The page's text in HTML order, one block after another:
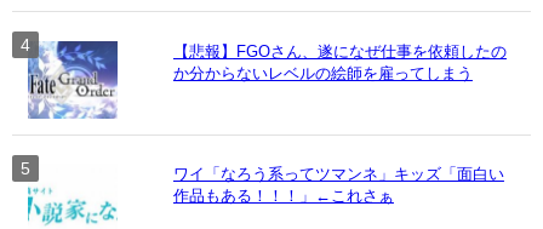
【悲報】FGOさん、遂になぜ仕事を依頼したの
か分からないレベルの絵師を雇ってしまう
ワイ「なろう系ってツマンネ」キッズ「面白い
作品もある！！！」←これさぁ